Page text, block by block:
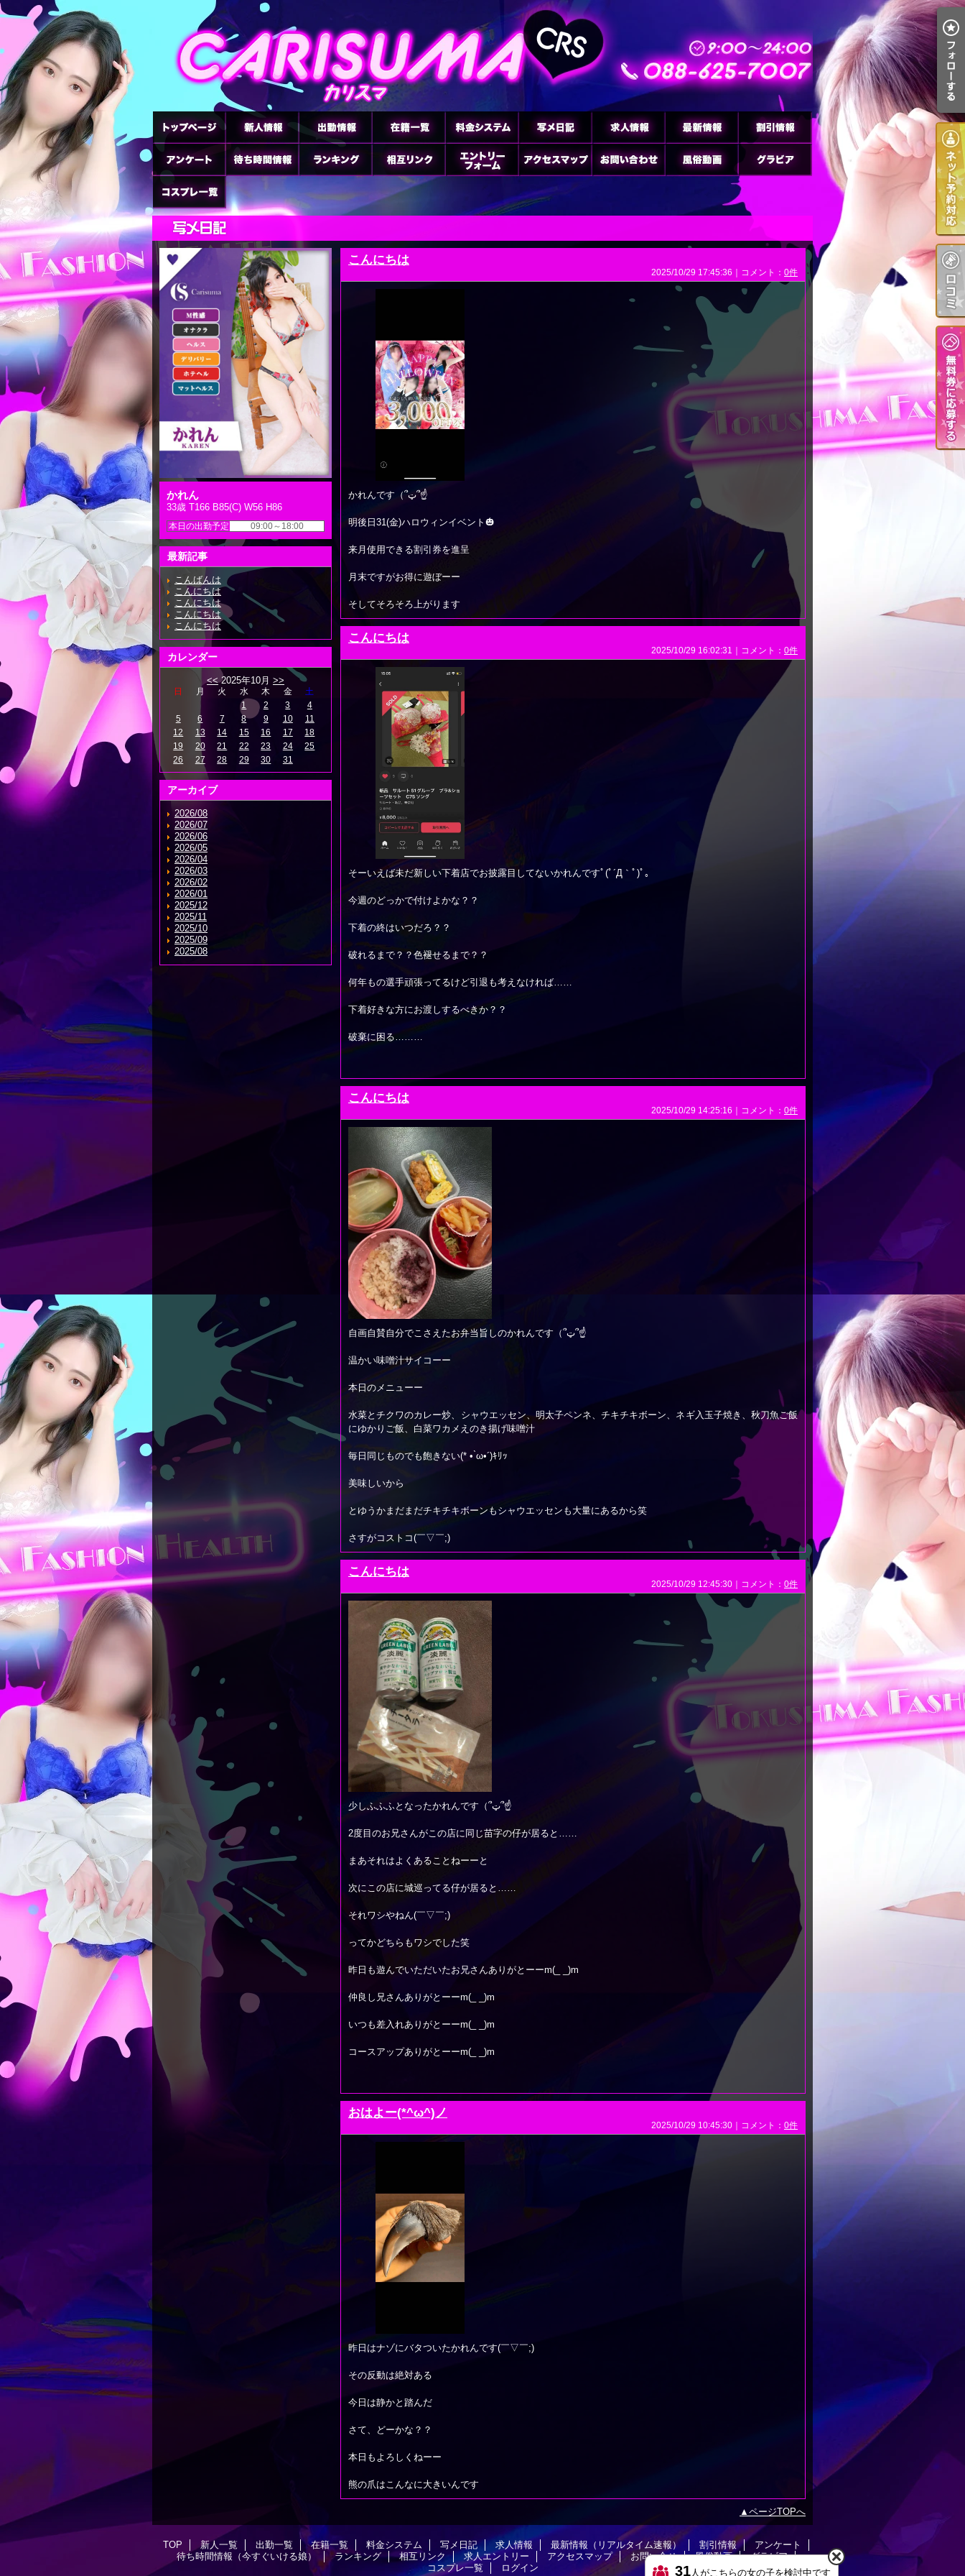
かれん
33歳 T166 B85(C) W56 H86
本日の出勤予定 09:00～18:00
最新記事
こんばんは
こんにちは
こんにちは
こんにちは
こんにちは
カレンダー
<< 2025年10月 >>
日 月 火 水 木 金
土
1
2 3
4
5
6 7 8 9 10
11
12
13 14 15 16 17
18
19
20 21 22 23 24
25
26
27 28 29 30 31
アーカイブ
2026/08
2026/07
2026/06
2026/05
2026/04
2026/03
2026/02
2026/01
2025/12
2025/11
2025/10
2025/09
2025/08
こんにちは
2025/10/29 17:45:36｜コメント： 0件
かれんです（՞ټ՞☝
明後日31(金)ハロウィンイベント🎃
来月使用できる割引券を進呈
月末ですがお得に遊ぼーー
そしてそろそろ上がります
こんにちは
2025/10/29 16:02:31｜コメント： 0件
そーいえば未だ新しい下着店でお披露目してないかれんですﾟ(ﾟ´Д｀ﾟ)ﾟ｡
今週のどっかで付けよかな？？
下着の終はいつだろ？？
破れるまで？？色褪せるまで？？
何年もの選手頑張ってるけど引退も考えなければ……
下着好きな方にお渡しするべきか？？
破棄に困る………
こんにちは
2025/10/29 14:25:16｜コメント： 0件
自画自賛自分でこさえたお弁当旨しのかれんです（՞ټ՞☝
温かい味噌汁サイコーー
本日のメニューー
水菜とチクワのカレー炒、シャウエッセン、明太子ペンネ、チキチキボーン、ネギ入玉子焼き、秋刀魚ご飯
にゆかりご飯、白菜ワカメえのき揚げ味噌汁
毎日同じものでも飽きない(* • ̀ω•´)ｷﾘｯ
美味しいから
とゆうかまだまだチキチキボーンもシャウエッセンも大量にあるから笑
さすがコストコ(￣▽￣;)
こんにちは
2025/10/29 12:45:30｜コメント： 0件
少しふふふとなったかれんです（՞ټ՞☝
2度目のお兄さんがこの店に同じ苗字の仔が居ると……
まあそれはよくあることねーーと
次にこの店に城巡ってる仔が居ると……
それワシやねん(￣▽￣;)
ってかどちらもワシでした笑
昨日も遊んでいただいたお兄さんありがとーーm(_ _)m
仲良し兄さんありがとーーm(_ _)m
いつも差入れありがとーーm(_ _)m
コースアップありがとーーm(_ _)m
おはよー(*^ω^)ノ
2025/10/29 10:45:30｜コメント： 0件
昨日はナゾにバタついたかれんです(￣▽￣;)
その反動は絶対ある
今日は静かと踏んだ
さて、どーかな？？
本日もよろしくねーー
熊の爪はこんなに大きいんです
ページTOPへ
TOP 新人一覧 出勤一覧 在籍一覧 料金システム 写メ日記 求人情報 最新情報（リアルタイム速報） 割引情報
アンケート
待ち時間情報（今すぐいける娘）
ランキング 相互リンク 求人エントリー アクセスマップ お問い合せ 風俗動画
グラビア
コスプレ一覧
ログイン 31 人がこちらの女の子を検討中です